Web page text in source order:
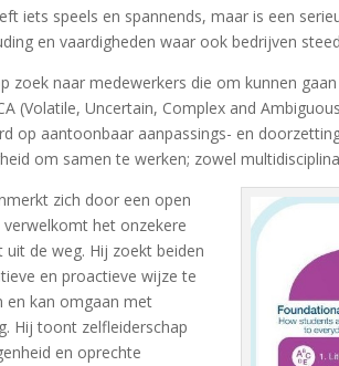
iets speels en spannends, maar is een
en vaardigheden waar ook bedrijven
zoek naar medewerkers die om kunnen
(Volatile, Uncertain, Complex and
op aantoonbaar aanpassings- en
om samen te werken; zowel
zich door een open
het onzekere
de weg. Hij zoekt beiden
en proactieve wijze te
en kan omgaan met
Hij toont zelfleiderschap
en oprechte